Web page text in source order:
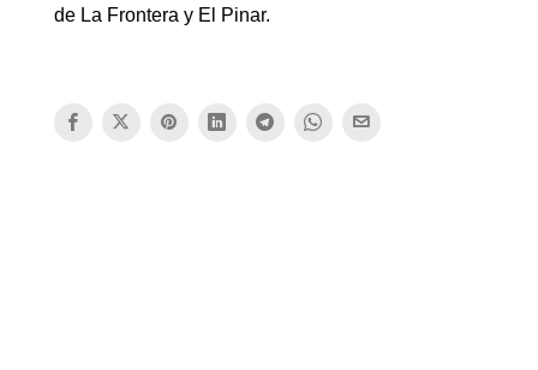
de La Frontera y El Pinar.